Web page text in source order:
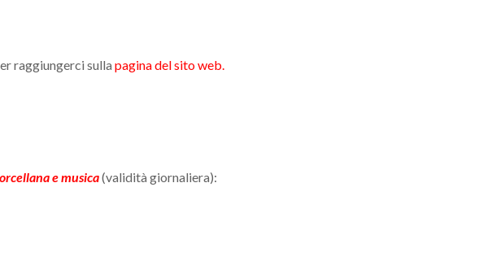
raggiungerci sulla pagina del sito web.
e musica(validità giornaliera):